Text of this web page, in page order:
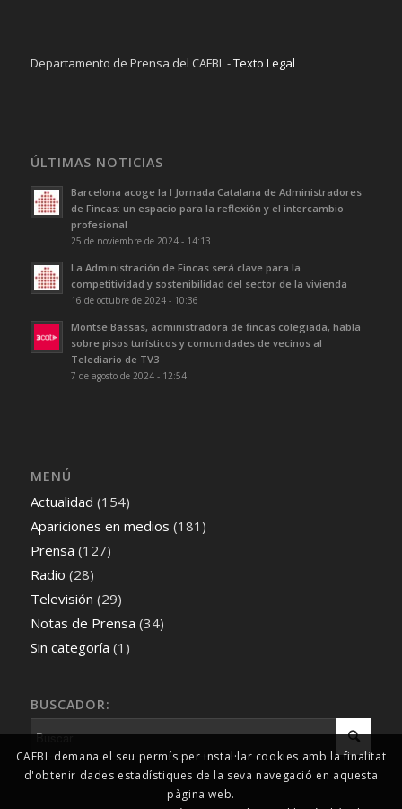
Departamento de Prensa del CAFBL -Texto Legal
ÚLTIMAS NOTICIAS
Barcelona acoge la I Jornada Catalana de Administradores
de Fincas: un espacio para la reflexión y el intercambio
profesional
25 de noviembre de 2024 - 14:13
La Administración de Fincas será clave para la
competitividad y sostenibilidad del sector de la vivienda
16 de octubre de 2024 - 10:36
Montse Bassas, administradora de fincas colegiada, habla
sobre pisos turísticos y comunidades de vecinos al
Telediario de TV3
7 de agosto de 2024 - 12:54
MENÚ
Actualidad (154)
Apariciones en medios (181)
Prensa (127)
Radio (28)
Televisión (29)
Notas de Prensa (34)
Sin categoría (1)
BUSCADOR:
CAFBL demana el seu permís per instal·lar cookies amb la finalitat
d'obtenir dades estadístiques de la seva navegació en aquesta
pàgina web.